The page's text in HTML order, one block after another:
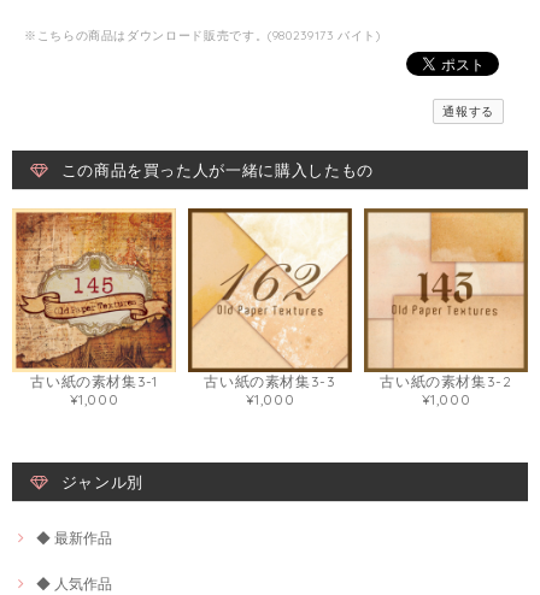
※こちらの商品はダウンロード販売です。(980239173 バイト)
通報する
この商品を買った人が一緒に購入したもの
古い紙の素材集3-1
¥1,000
古い紙の素材集3-3
¥1,000
古い紙の素材集3-2
¥1,000
ジャンル別
◆ 最新作品
◆ 人気作品